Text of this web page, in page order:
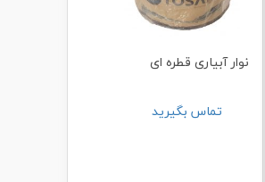
نوار آبیاری قطره ای
تماس بگیرید